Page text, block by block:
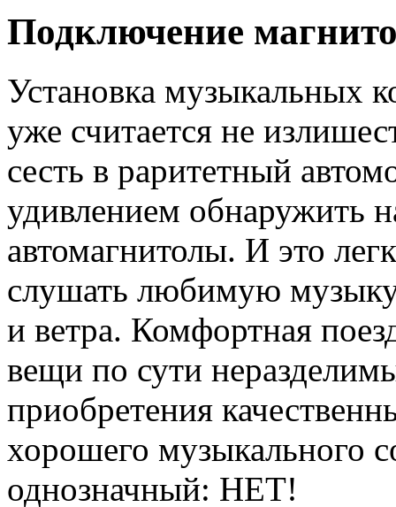
Подключение
Установка музыкальных
уже считается не
сесть в раритетный
удивлением обнаружить
автомагнитолы. И это
слушать любимую
и ветра. Комфортная
вещи по сути
приобретения
хорошего музыкального
однозначный: НЕТ!